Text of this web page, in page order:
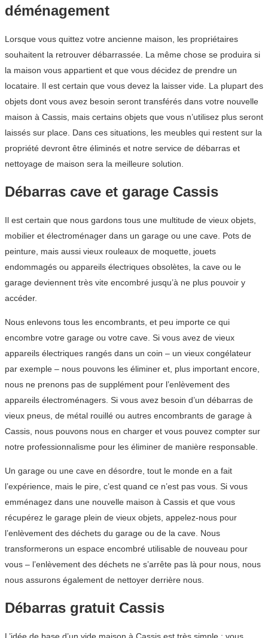
déménagement
Lorsque vous quittez votre ancienne maison, les propriétaires
souhaitent la retrouver débarrassée. La même chose se produira si
la maison vous appartient et que vous décidez de prendre un
locataire. Il est certain que vous devez la laisser vide. La plupart des
objets dont vous avez besoin seront transférés dans votre nouvelle
maison à Cassis, mais certains objets que vous n’utilisez plus seront
laissés sur place. Dans ces situations, les meubles qui restent sur la
propriété devront être éliminés et notre service de débarras et
nettoyage de maison sera la meilleure solution.
Débarras cave et garage Cassis
Il est certain que nous gardons tous une multitude de vieux objets,
mobilier et électroménager dans un garage ou une cave. Pots de
peinture, mais aussi vieux rouleaux de moquette, jouets
endommagés ou appareils électriques obsolètes, la cave ou le
garage deviennent très vite encombré jusqu’à ne plus pouvoir y
accéder.
Nous enlevons tous les encombrants, et peu importe ce qui
encombre votre garage ou votre cave. Si vous avez de vieux
appareils électriques rangés dans un coin – un vieux congélateur
par exemple – nous pouvons les éliminer et, plus important encore,
nous ne prenons pas de supplément pour l’enlèvement des
appareils électroménagers. Si vous avez besoin d’un débarras de
vieux pneus, de métal rouillé ou autres encombrants de garage à
Cassis, nous pouvons nous en charger et vous pouvez compter sur
notre professionnalisme pour les éliminer de manière responsable.
Un garage ou une cave en désordre, tout le monde en a fait
l’expérience, mais le pire, c’est quand ce n’est pas vous. Si vous
emménagez dans une nouvelle maison à Cassis et que vous
récupérez le garage plein de vieux objets, appelez-nous pour
l’enlèvement des déchets du garage ou de la cave. Nous
transformerons un espace encombré utilisable de nouveau pour
vous – l’enlèvement des déchets ne s’arrête pas là pour nous, nous
nous assurons également de nettoyer derrière nous.
Débarras gratuit Cassis
L’idée de base d’un vide maison à Cassis est très simple : vous